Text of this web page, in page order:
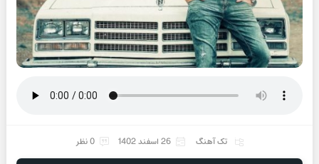
تک آهنگ 26 اسفند 1402 0 نظر